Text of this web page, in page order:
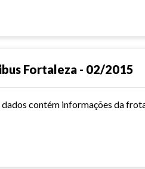
Fortaleza - 02/2015